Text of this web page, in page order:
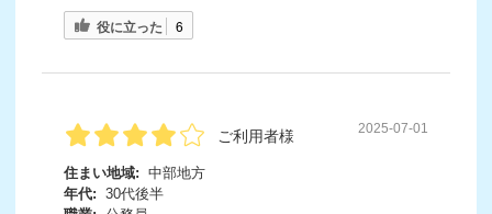
役に立った 6
ご利用者様 2025-07-01
住まい地域: 中部地方
年代: 30代後半